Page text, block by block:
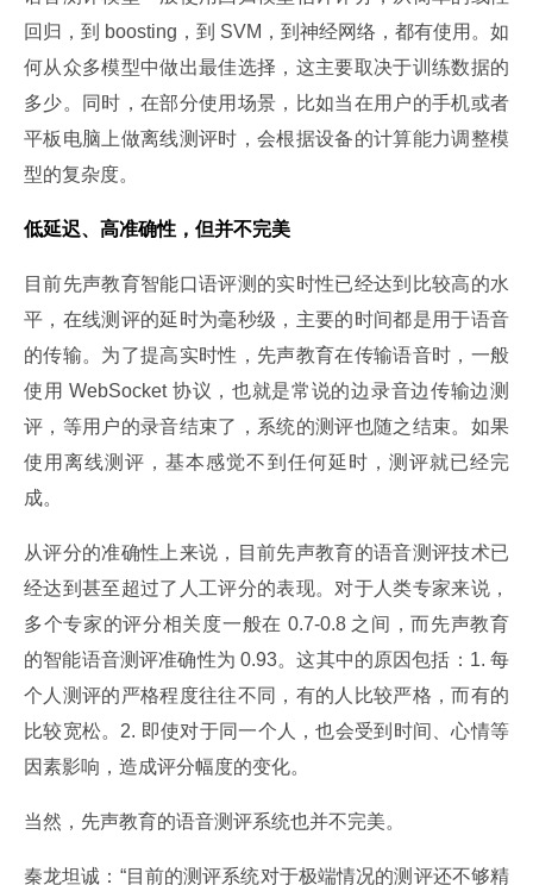
回归，到 boosting，到 SVM，到神经网络，都有使用。如
何从众多模型中做出最佳选择，这主要取决于训练数据的
多少。同时，在部分使用场景，比如当在用户的手机或者
平板电脑上做离线测评时，会根据设备的计算能力调整模
型的复杂度。
低延迟、高准确性，但并不完美
目前先声教育智能口语评测的实时性已经达到比较高的水
平，在线测评的延时为毫秒级，主要的时间都是用于语音
的传输。为了提高实时性，先声教育在传输语音时，一般
使用 WebSocket 协议，也就是常说的边录音边传输边测
评，等用户的录音结束了，系统的测评也随之结束。如果
使用离线测评，基本感觉不到任何延时，测评就已经完
成。
从评分的准确性上来说，目前先声教育的语音测评技术已
经达到甚至超过了人工评分的表现。对于人类专家来说，
多个专家的评分相关度一般在 0.7-0.8 之间，而先声教育
的智能语音测评准确性为 0.93。这其中的原因包括：1. 每
个人测评的严格程度往往不同，有的人比较严格，而有的
比较宽松。2. 即使对于同一个人，也会受到时间、心情等
因素影响，造成评分幅度的变化。
当然，先声教育的语音测评系统也并不完美。
秦龙坦诚：“目前的测评系统对于极端情况的测评还不够精